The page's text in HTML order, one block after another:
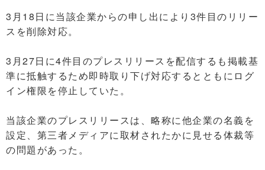
3月18日に当該企業からの申し出により3件目のリリー
スを削除対応。
3月27日に4件目のプレスリリースを配信するも掲載基
準に抵触するため即時取り下げ対応するとともにログ
イン権限を停止していた。
当該企業のプレスリリースは、略称に他企業の名義を
設定、第三者メディアに取材されたかに見せる体裁等
の問題があった。